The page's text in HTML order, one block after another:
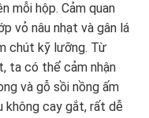
mỗi hộp. Cảm quan
vỏ nâu nhạt và gân lá
chút kỹ lưỡng. Từ
ta có thể cảm nhận
và gỗ sồi nồng ấm
không cay gắt, rất dễ